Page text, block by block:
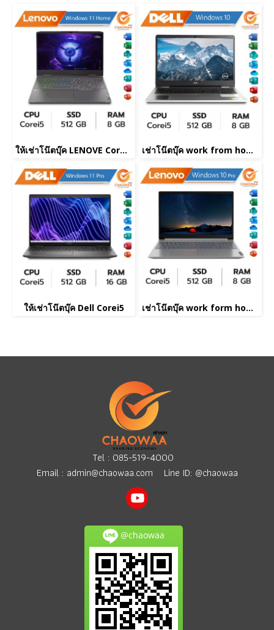
ให้เช่าโน๊ตบุ๊ค LENOVE Corei5 เช่าโน๊ตบุ๊ค work from home
ให้เช่าโน๊ตบุ๊ค Dell Corei5 เช่าโน๊ตบุ๊ค work form home
Tel : 085-519-4000
Email : admin@chaowaa.com Line ID: @chaowaa
@chaowaa